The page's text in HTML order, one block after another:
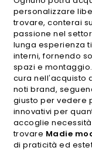
personalizzare
trovare, conterai
passione nel
lunga esperienza
interni, fornendo
spazi e
cura nell’acquisto
noti brand,
giusto per vedere
innovativi per
accoglie
trovare Madie
di praticità ed